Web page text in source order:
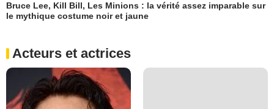
Bruce Lee, Kill Bill, Les Minions : la vérité assez imparable sur
le mythique costume noir et jaune
Acteurs et actrices